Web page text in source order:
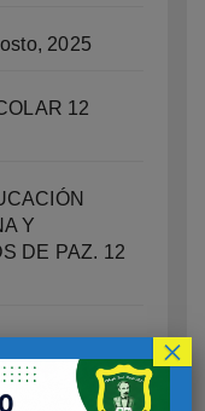
2025
12
Y
DE PAZ. 12
PADRES DE
DELITOS
×